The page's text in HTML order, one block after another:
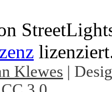
Klewes |